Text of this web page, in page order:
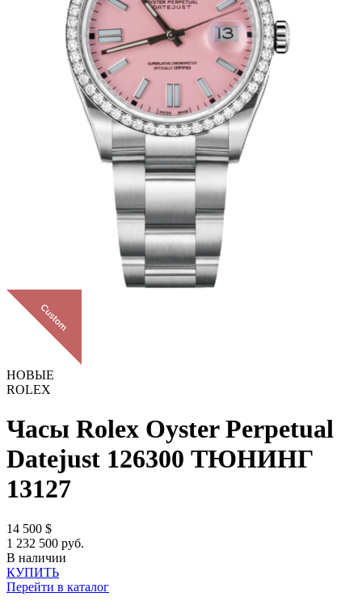
НОВЫЕ
ROLEX
Часы Rolex Oyster Perpetual
Datejust 126300 ТЮНИНГ
13127
14 500 $
1 232 500 руб.
В наличии
КУПИТЬ
Перейти в каталог